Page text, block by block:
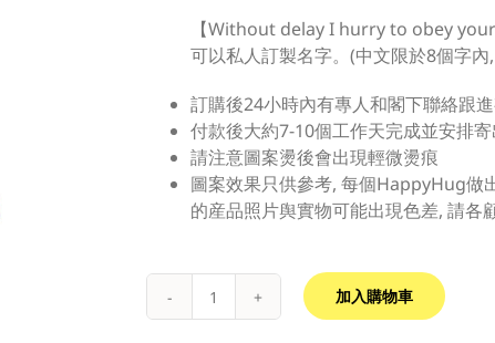
【Without delay I hurry to obey
可以私人訂製名字。 (中文限於8個字內,
訂購後24小時內有專人和閣下聯絡跟
付款後大約7-10個工作天完成並安排寄
請注意圖案燙後會出現輕微燙痕
圖案效果只供參考, 每個HappyHug做
的産品照片舆實物可能出現色差, 請各
加入購物車